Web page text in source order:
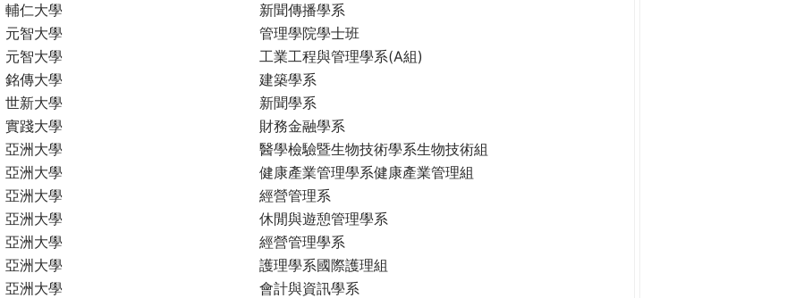
輔仁大學
新聞傳播學系
元智大學
管理學院學士班
元智大學
工業工程與管理學系(A組)
銘傳大學
建築學系
世新大學
新聞學系
實踐大學
財務金融學系
亞洲大學
醫學檢驗暨生物技術學系生物技術組
亞洲大學
健康產業管理學系健康產業管理組
亞洲大學
經營管理系
亞洲大學
休閒與遊憩管理學系
亞洲大學
經營管理學系
亞洲大學
護理學系國際護理組
亞洲大學
會計與資訊學系